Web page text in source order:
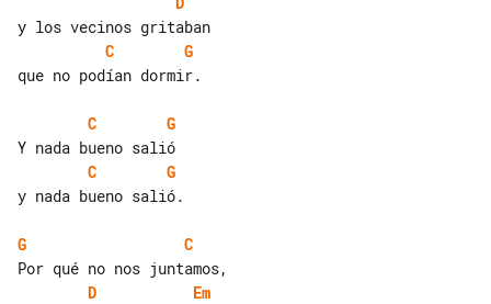
C
G
que no podían dormir.
C
G
C
G
y nada bueno salió.
G
C
D
Em